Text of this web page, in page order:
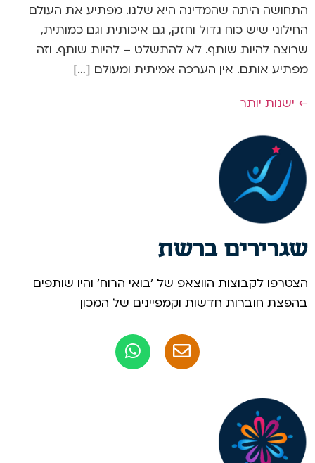
התחושה היתה שהמדינה היא שלנו. מפתיע את העולם
החילוני שיש כוח גדול וחזק, גם איכותית וגם כמותית,
שרוצה להיות שותף. לא להתשלט – להיות שותף. וזה
מפתיע אותם. אין הערכה אמיתית ומעולם […]
← ישנות יותר
שגרירים ברשת
הצטרפו לקבוצות הווצאפ של 'בואי הרוח' והיו שותפים
בהפצת חוברות חדשות וקמפיינים של המכון